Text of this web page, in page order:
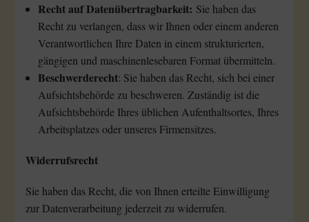
Recht auf Datenübertragbarkeit: Sie haben das
Recht zu verlangen, dass wir Ihnen oder einem anderen
Verantwortlichen Ihre Daten in einem strukturierten,
gängigen und maschinenlesebaren Format übermitteln.
Beschwerderecht: Sie haben das Recht, sich bei einer
Aufsichtsbehörde zu beschweren. Zuständig ist die
Aufsichtsbehörde Ihres üblichen Aufenthaltsortes, Ihres
Arbeitsplatzes oder unseres Firmensitzes.
Widerrufsrecht
Sie haben das Recht, die von Ihnen erteilte Einwilligung
zur Datenverarbeitung jederzeit zu widerrufen.